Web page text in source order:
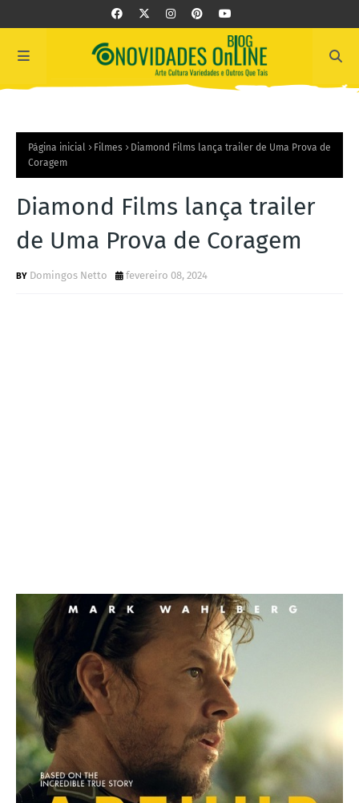
Página inicial Filmes
Diamond Films lança trailer de Uma Prova de
Coragem
Diamond Films lança trailer
de Uma Prova de Coragem
Domingos Netto fevereiro 08, 2024